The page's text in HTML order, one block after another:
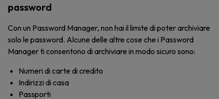
password
Con un Password Manager, non hai il limite di poter archiviare
solo le password. Alcune delle altre cose che i Password
Manager ti consentono di archiviare in modo sicuro sono:
Numeri di carte di credito
Indirizzi di casa
Passporti